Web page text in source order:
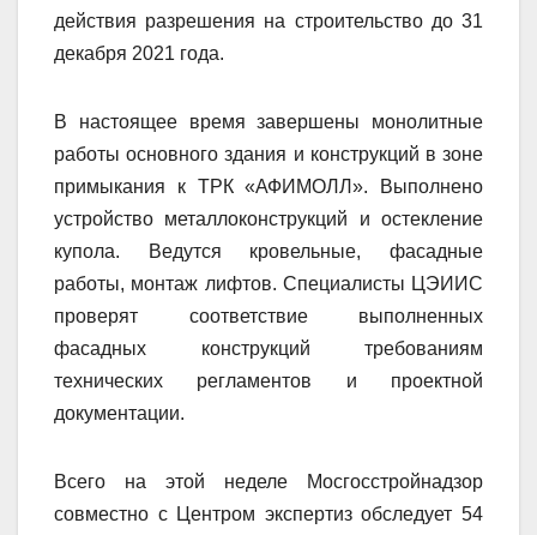
действия разрешения на строительство до 31
декабря 2021 года.
В настоящее время завершены монолитные
работы основного здания и конструкций в зоне
примыкания к ТРК «АФИМОЛЛ». Выполнено
устройство металлоконструкций и остекление
купола. Ведутся кровельные, фасадные
работы, монтаж лифтов. Специалисты ЦЭИИС
проверят соответствие выполненных
фасадных конструкций требованиям
технических регламентов и проектной
документации.
Всего на этой неделе Мосгосстройнадзор
совместно с Центром экспертиз обследует 54